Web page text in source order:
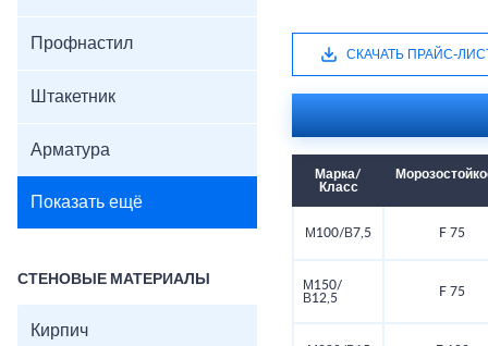
Профнастил
Штакетник
Арматура
Показать ещё
СТЕНОВЫЕ МАТЕРИАЛЫ
Кирпич
СКАЧАТЬ ПРАЙС-
Марка/
Класс
М100/В7,5 F 75
М150/
В12,5
F 75